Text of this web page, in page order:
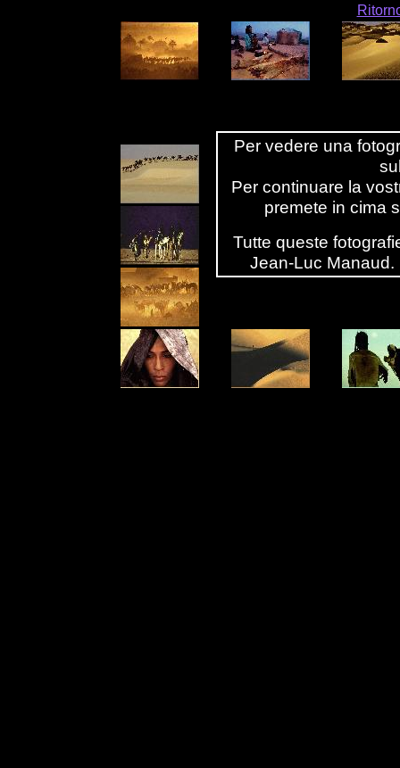
Per vedere una
Per continuare la
premete in cima
Tutte queste
Jean-Luc Manaud.